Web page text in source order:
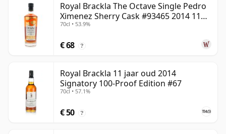
Royal Brackla The Octave Single Pedro
Ximenez Sherry Cask #93465 2014 11
jaar oud
70cl • 53.9%
€ 68 ?
Royal Brackla 11 jaar oud 2014
Signatory 100-Proof Edition #67
70cl • 57.1%
€ 50 ?